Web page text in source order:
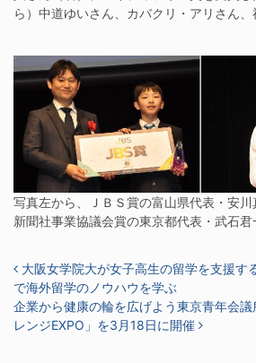
ら）中道ゆいさん、カバクリ・アリさん
写真左から、ＪＢＳ賞の富山県代表・安
新聞社事業協議会賞の東京都代表・武石君
投稿ナビゲーション
大阪女学院大が女子高生の留学を支援
で海外留学のノウハウを学ぶ
企業から健康の輪を広げよう東京青年会
レンジEXPO」を3月18日に開催